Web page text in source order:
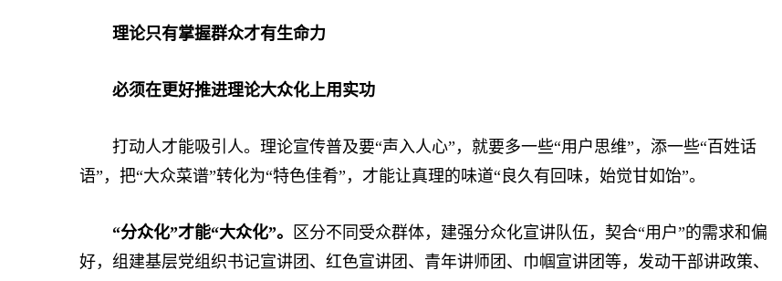
理论只有掌握群众才有生命力
必须在更好推进理论大众化上用实功
打动人才能吸引人。理论宣传普及要“声入人心”，就要多一些“用户思维”，添一些“百姓话
语”，把“大众菜谱”转化为“特色佳肴”，才能让真理的味道“良久有回味，始觉甘如饴”。
“分众化”才能“大众化”。
区分不同受众群体，建强分众化宣讲队伍，契合“用户”的需求和偏
好，组建基层党组织书记宣讲团、红色宣讲团、青年讲师团、巾帼宣讲团等，发动干部讲政策、